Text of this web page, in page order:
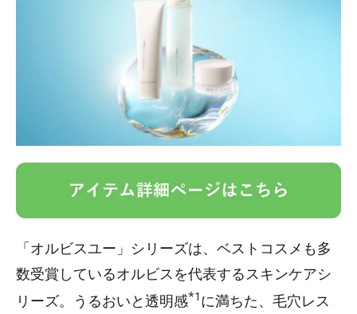
「オルビスユー」シリーズは、ベストコスメも多
数受賞しているオルビスを代表するスキンケアシ
リーズ。うるおいと透明感*1 に満ちた、毛穴レス